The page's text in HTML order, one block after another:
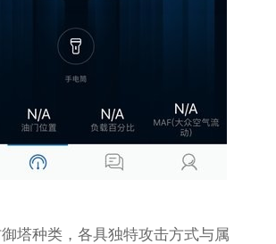
塔种类，各具独特攻击方式与属